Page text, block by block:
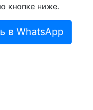
кнопке ниже.
в WhatsApp